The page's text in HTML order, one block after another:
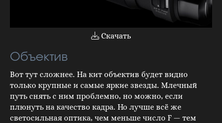
Скачать
Объектив
Вот тут сложнее. На кит объектив будет видно
только крупные и самые яркие звезды. Млечный
путь снять с ним проблемно, но можно, если
плюнуть на качество кадра. Но лучше всё же
светосильная оптика, чем меньше число F — тем